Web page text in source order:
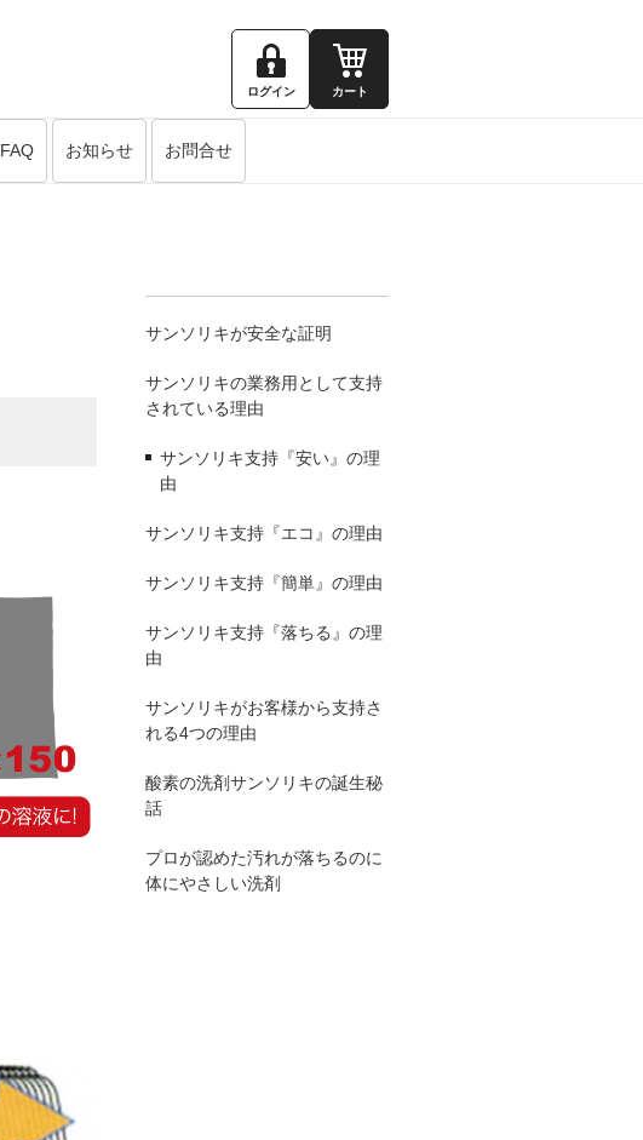
ログイン カート
FAQ お知らせ お問合せ
サンソリキが安全な証明
サンソリキの業務用として支持
されている理由
サンソリキ支持『安い』の理
由
サンソリキ支持『エコ』の理由
サンソリキ支持『簡単』の理由
サンソリキ支持『落ちる』の理
由
サンソリキがお客様から支持さ
れる4つの理由
酸素の洗剤サンソリキの誕生秘
話
プロが認めた汚れが落ちるのに
体にやさしい洗剤